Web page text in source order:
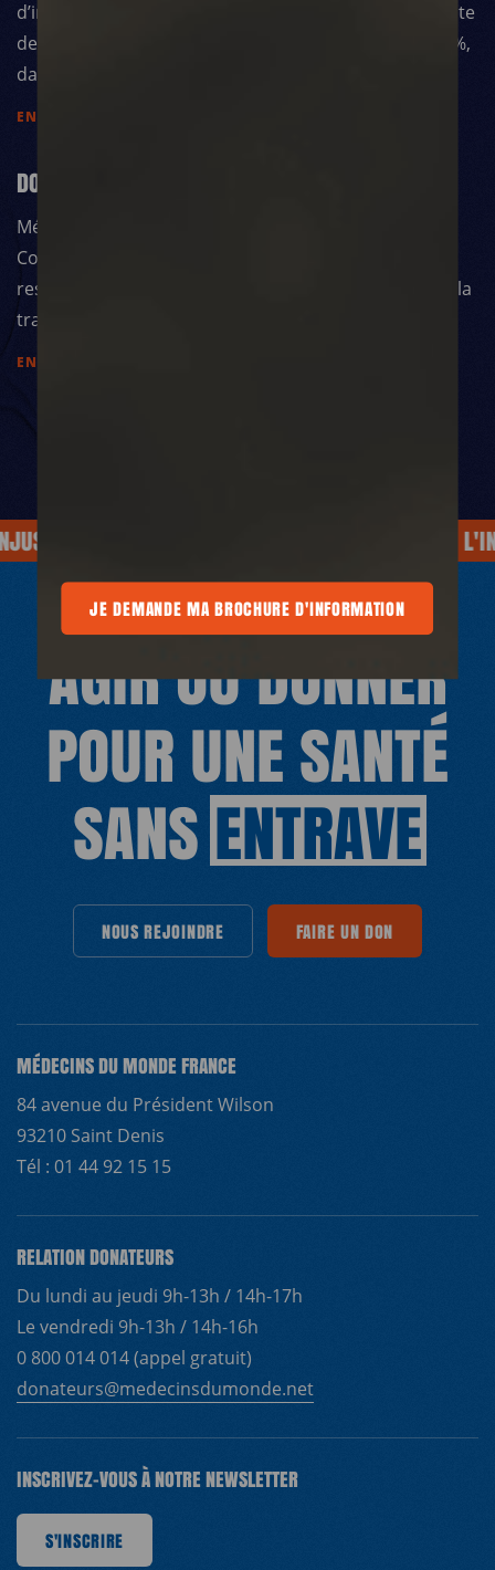
d’impôt de 75% du montant de votre don dans la limite
de 1000 euros. Au-delà, la réduction fiscale est de 66%,
dans la limite de 20% de votre revenu imposable.
EN SAVOIR PLUS
DONNER EN CONFIANCE
Médecins du Monde est labellisée par le Don en
Confiance et s’attache tout particulièrement à en
respecter les principes, dont la rigueur de gestion et la
transparence financière.
EN SAVOIR PLUS
SOIGNE AUSSI
AGIR OU DONNER
POUR UNE SANTÉ
SANSENTRAVE
NOUS REJOINDRE NOUS REJOINDRE NOUS REJOINDRE
NOUS REJOINDRE
FAIRE UN DON FAIRE UN DON FAIRE UN DON
FAIRE UN DON
MÉDECINS DU MONDE FRANCE
84 avenue du Président Wilson
93210 Saint Denis
Tél : 01 44 92 15 15
RELATION DONATEURS
Du lundi au jeudi 9h-13h / 14h-17h
Le vendredi 9h-13h / 14h-16h
0 800 014 014 (appel gratuit)
donateurs@medecinsdumonde.net
INSCRIVEZ-VOUS À NOTRE NEWSLETTER
S'INSCRIRE S'INSCRIRE
S'INSCRIRE
BROCHURE D'INFORMATION JE DEMANDE MA BROCHURE
JE DEMANDE MA BROCHURE D'INFORMATION